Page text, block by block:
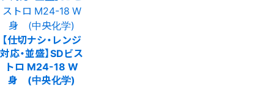
【仕切ナシ・レンジ
対応・並盛】SDビス
トロ M24-18 W
身 (中央化学)